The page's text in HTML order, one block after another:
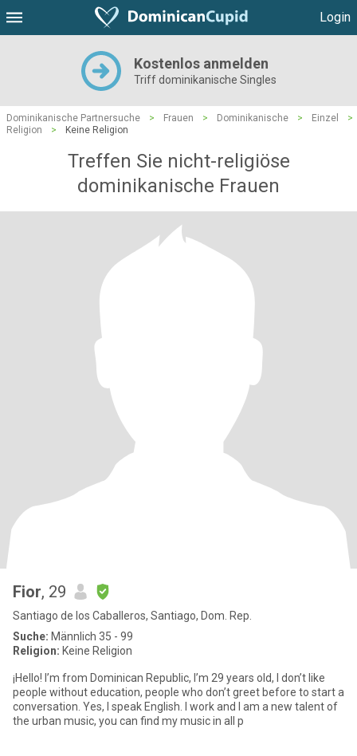
Login
Kostenlos anmelden
Triff dominikanische Singles
Dominikanische Partnersuche > Frauen > Dominikanische > Einzel
>
Religion
> Keine Religion
Treffen Sie nicht-religiöse
dominikanische Frauen
Fior, 29
Santiago de los Caballeros, Santiago, Dom. Rep.
Suche: Männlich 35 - 99
Religion: Keine Religion
¡Hello! I’m from Dominican Republic, I’m 29 years old, I don’t like
people without education, people who don’t greet before to start a
conversation. Yes, I speak English. I work and I am a new talent of
the urban music, you can find my music in all p